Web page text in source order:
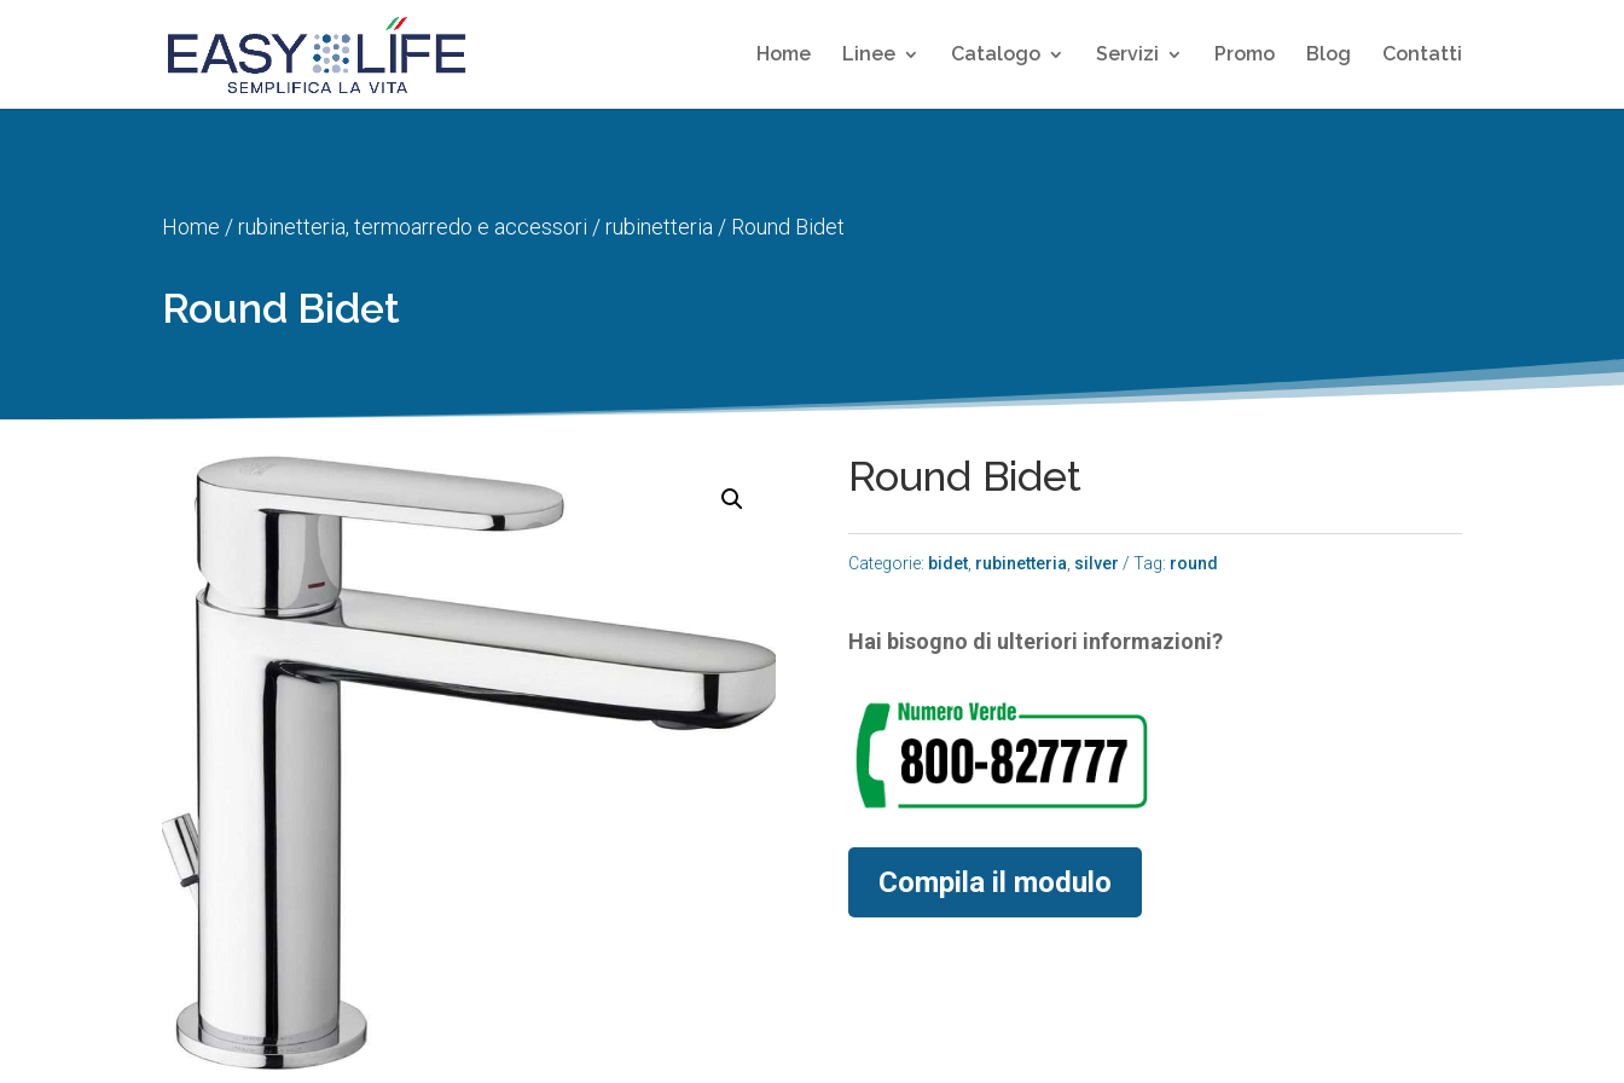
Home Linee Catalogo Servizi Promo Blog Contatti
Home /rubinetteria, termoarredo e accessori /rubinetteria / Round Bidet
Round Bidet
Round Bidet
Categorie: bidet, rubinetteria silver Tag: round
Hai bisogno di ulteriori informazioni?
Compila il modulo